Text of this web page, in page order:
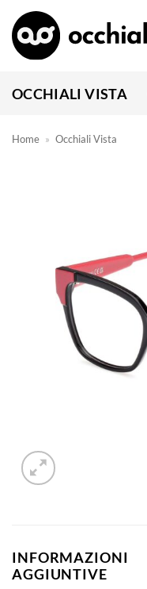
Salta
contenuti
OCCHIALI VISTA
Home » Occhiali Vista
INFORMAZIONI
AGGIUNTIVE